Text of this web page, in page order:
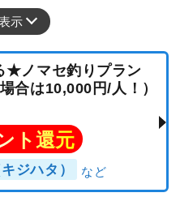
示
★ノマセ釣りプラン
合は10,000円/人！）
ト還元
ジハタ）